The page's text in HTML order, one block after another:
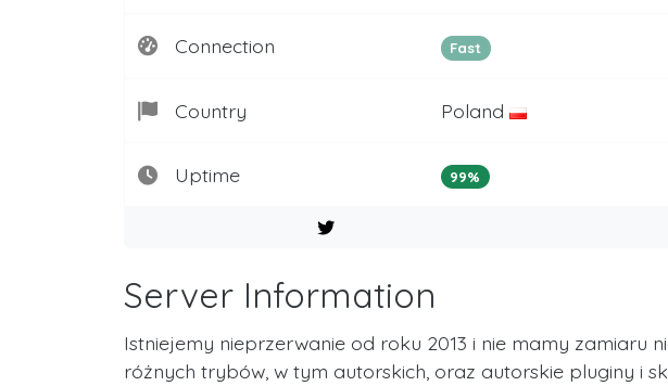
Connection Fast
Country Poland
Uptime 99%
Server Information
Istniejemy nieprzerwanie od roku 2013 i nie mamy zamiaru
różnych trybów, w tym autorskich, oraz autorskie pluginy i